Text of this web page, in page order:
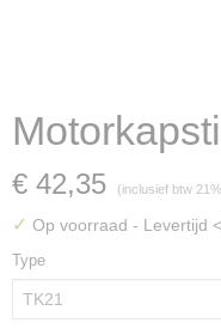
€ 42,35 (inclusief btw
✓ Op voorraad - Levertijd
Type